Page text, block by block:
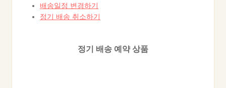
배송일정 변경하기
정기 배송 취소하기
정기 배송 예약 상품